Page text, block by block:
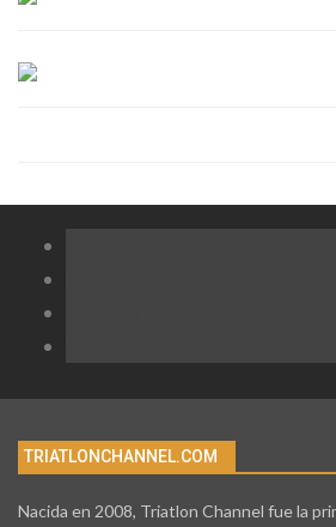
TRIATLONCHANNEL.COM
Nacida en 2008, Triatlon Channel fue la